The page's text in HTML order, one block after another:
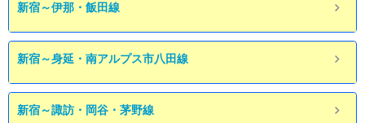
新宿～伊那・飯田線
新宿～身延・南アルプス市八田線
新宿～諏訪・岡谷・茅野線